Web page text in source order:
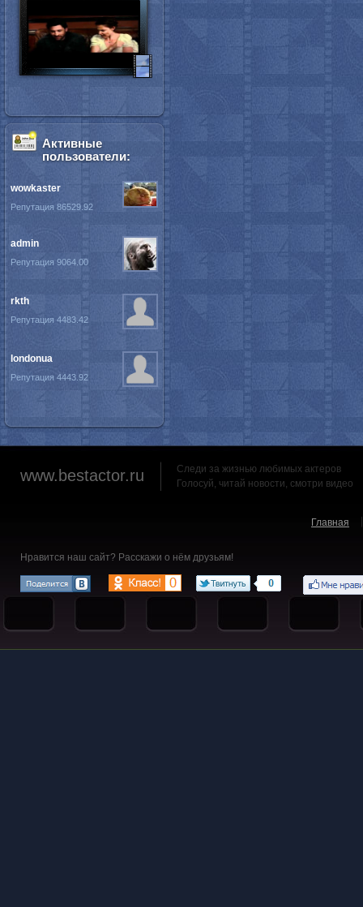
Активные
пользователи:
wowkaster
Репутация 86529.92
admin
Репутация 9064.00
rkth
Репутация 4483.42
londonua
Репутация 4443.92
www.bestactor.ru
Следи за жизнью любимых актеров
Голосуй, читай новости, смотри видео
Главная
Нравится наш сайт? Расскажи о нём друзьям!